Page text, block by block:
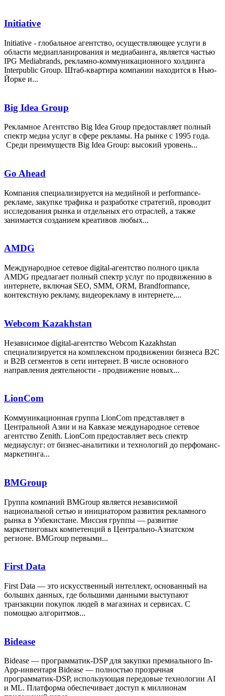
Initiative
Initiative - глобальное агентство, осуществляющее услуги в
области медиапланирования и медиабаинга, является частью
IPG Mediabrands, рекламно-коммуникационного холдинга
Interpublic Group. Штаб-квартира компании находится в Нью-
Йорке и...
Big Idea Group
Рекламное Агентство Big Idea Group предоставляет полный
спектр медиа услуг в сфере рекламы. На рынке с 1995 года.
Среди преимуществ Big Idea Group: высокий уровень...
Go Ahead
Компания специализируется на медийной и performance-
рекламе, закупке трафика и разработке стратегий, проводит
исследования рынка и отдельных его отраслей, а также
занимается созданием креативов любых...
AMDG
Международное сетевое digital-агентство полного цикла
AMDG предлагает полный спектр услуг по продвижению в
интернете, включая SEO, SMM, ORM, Brandformance,
контекстную рекламу, видеорекламу в интернете,...
Webcom Kazakhstan
Независимое digital-агентство Webcom Kazakhstan
специализируется на комплексном продвижении бизнеса B2C
и B2B сегментов в сети интернет. В числе основного
направления деятельности - продвижение новых...
LionCom
Коммуникационная группа LionCom представляет в
Центральной Азии и на Кавказе международное сетевое
агентство Zenith. LionCom предоставляет весь спектр
медиауслуг: от бизнес-аналитики и технологий до перфоманс-
маркетинга...
BMGroup
Группа компаний BMGroup является независимой
национальной сетью и инициатором развития рекламного
рынка в Узбекистане. Миссия группы — развитие
маркетинговых компетенций в Центрально-Азиатском
регионе. BMGroup первыми...
First Data
First Data — это искусственный интеллект, основанный на
больших данных, где большими данными выступают
транзакции покупок людей в магазинах и сервисах. С
помощью алгоритмов...
Bidease
Bidease — программатик-DSP для закупки премиального In-
App-инвентаря Bidease — полностью прозрачная
программатик-DSP, использующая передовые технологии AI
и ML. Платформа обеспечивает доступ к миллионам